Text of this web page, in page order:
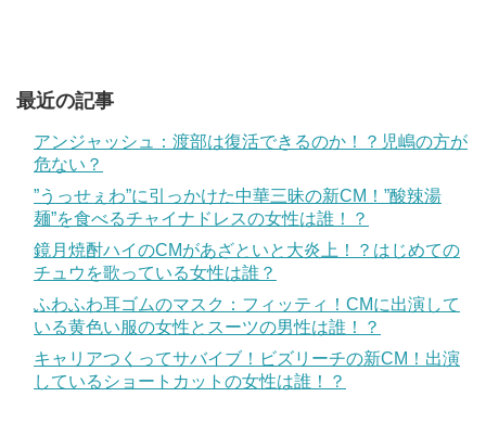
最近の記事
アンジャッシュ：渡部は復活できるのか！？児嶋の方が
危ない？
”うっせぇわ”に引っかけた中華三昧の新CM！”酸辣湯
麺”を食べるチャイナドレスの女性は誰！？
鏡月焼酎ハイのCMがあざといと大炎上！？はじめての
チュウを歌っている女性は誰？
ふわふわ耳ゴムのマスク：フィッティ！CMに出演して
いる黄色い服の女性とスーツの男性は誰！？
キャリアつくってサバイブ！ビズリーチの新CM！出演
しているショートカットの女性は誰！？